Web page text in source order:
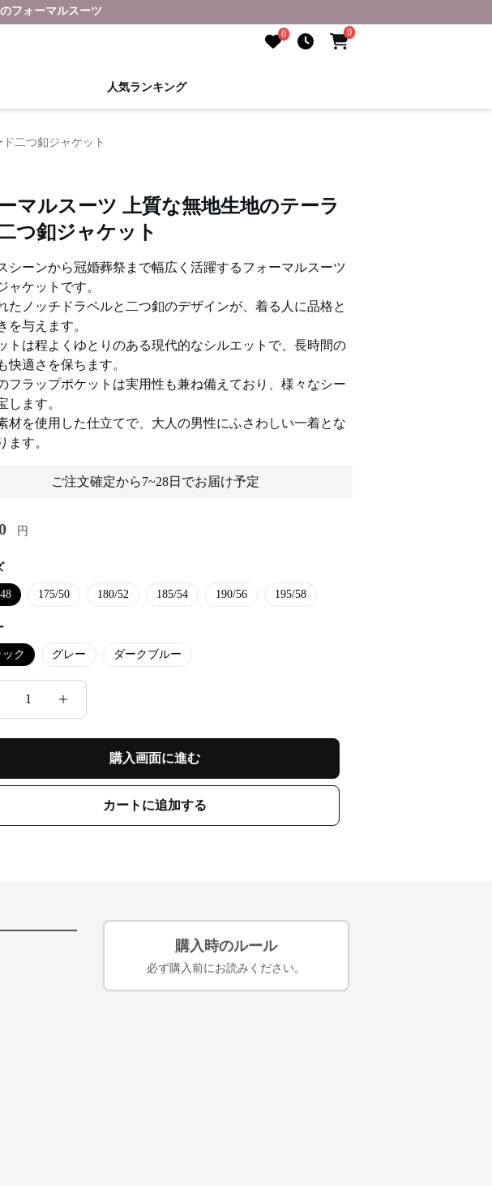
フォーマルスーツ
0 0
人気ランキング
二つ釦ジャケット
マルスーツ 上質な無地生地のテーラ
つ釦ジャケット
シーンから冠婚葬祭まで幅広く活躍するフォーマルスーツ
ャケットです。
たノッチドラペルと二つ釦のデザインが、着る人に品格と
を与えます。
トは程よくゆとりのある現代的なシルエットで、長時間の
快適さを保ちます。
フラップポケットは実用性も兼ね備えており、様々なシー
します。
材を使用した仕立てで、大人の男性にふさわしい一着とな
ます。
ご注文確定から7~28日でお届け予定
円
175/50 180/52 185/54 190/56 195/58
ク グレー ダークブルー
1
購入画面に進む
カートに追加する
購入時のルール
必ず購入前にお読みください。